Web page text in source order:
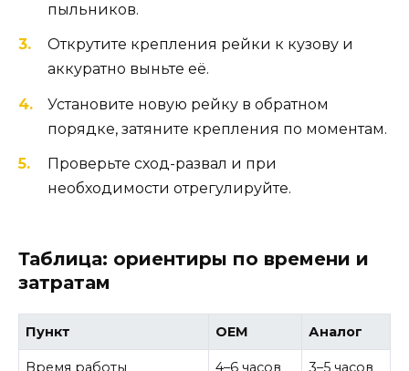
пыльников.
Открутите крепления рейки к кузову и
аккуратно выньте её.
Установите новую рейку в обратном
порядке, затяните крепления по моментам.
Проверьте сход-развал и при
необходимости отрегулируйте.
Таблица: ориентиры по времени и
затратам
Пункт OEM Аналог